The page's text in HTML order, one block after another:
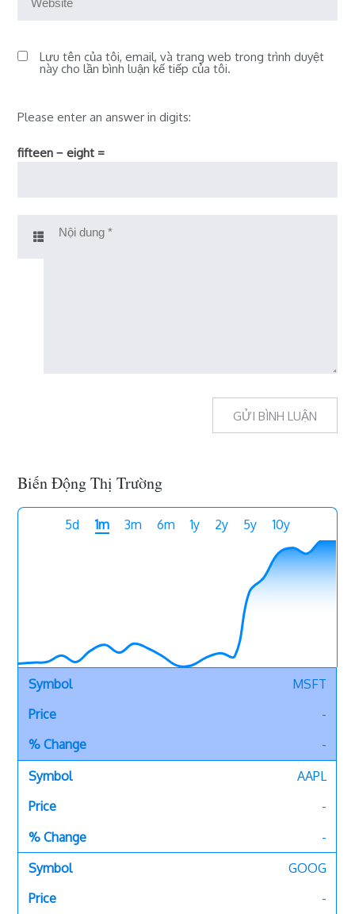
Lưu tên của tôi, email, và trang web trong trình duyệt
này cho lần bình luận kế tiếp của tôi.
Please enter an answer in digits:
fifteen − eight =
Biến Động Thị Trường
5d 1m 3m 6m 1y 2y 5y 10y
MSFT
-
-
AAPL
-
-
GOOG
-